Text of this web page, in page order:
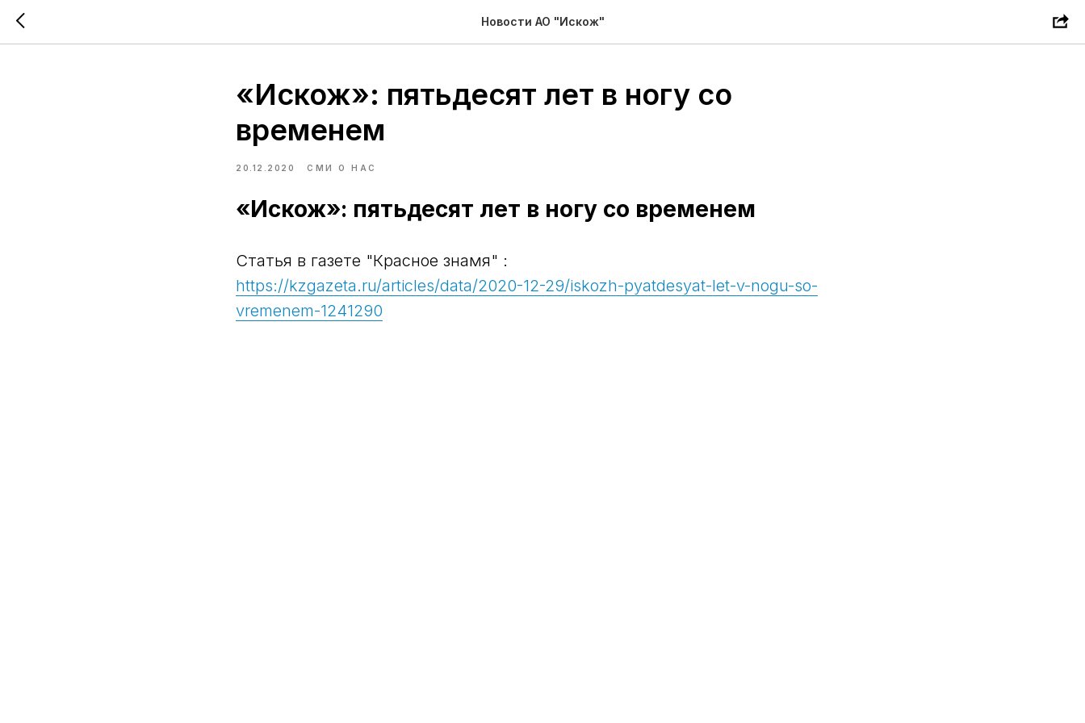
Новости АО "Искож"
«Искож»: пятьдесят лет в ногу со
временем
20.12.2020 СМИ О НАС
«Искож»: пятьдесят лет в ногу со временем
Статья в газете "Красное знамя" :
https://kzgazeta.ru/articles/data/2020-12-29/iskozh-pyatdesyat-let-v-nogu-so-
vremenem-1241290